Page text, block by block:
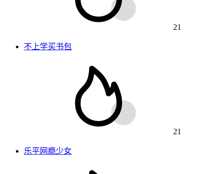
21
不上学买书包
21
乐平网瘾少女